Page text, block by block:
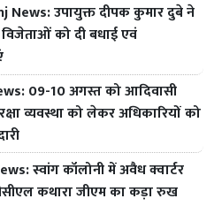
News: उपायुक्त दीपक कुमार दुबे ने
विजेताओं को दी बधाई एवं
09-10 अगस्त को आदिवासी
व्यवस्था को लेकर अधिकारियों को
स्वांग कॉलोनी में अवैध क्वार्टर
कथारा जीएम का कड़ा रुख